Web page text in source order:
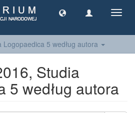
5 według autora
Studia
5 według autora